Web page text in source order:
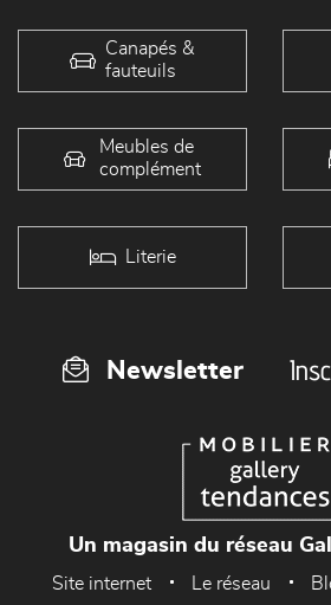
Canapés &
fauteuils
Meubles de
complément
Literie
Newsletter
Un magasin du réseau
Site internet Le réseau